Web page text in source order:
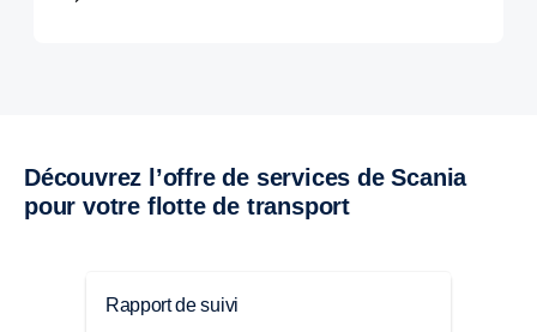
Découvrez l’offre de services de Scania
pour votre flotte de transport
Rapport de suivi